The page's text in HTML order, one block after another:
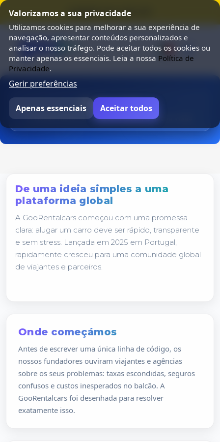
Valorizamos a sua privacidade
Utilizamos cookies para melhorar a sua experiência de
navegação, apresentar conteúdos personalizados e
analisar o nosso tráfego. Pode aceitar todos os cookies ou
manter apenas os essenciais. Leia a nossa Política de
Privacidade.
Gerir preferências
Apenas essenciais Aceitar todos
⭐ SUMMER SALE 25% OFF ⭐
Sobre nós
A nossa história, a nossa missão, a nossa visão
De uma ideia simples a uma
plataforma global
A GooRentalcars começou com uma promessa
clara: alugar um carro deve ser rápido, transparente
e sem stress. Lançada em 2025 em Portugal,
rapidamente cresceu para uma comunidade global
de viajantes e parceiros.
Onde começámos
Antes de escrever uma única linha de código, os
nossos fundadores ouviram viajantes e agências
sobre os seus problemas: taxas escondidas, seguros
confusos e custos inesperados no balcão. A
GooRentalcars foi desenhada para resolver
exatamente isso.